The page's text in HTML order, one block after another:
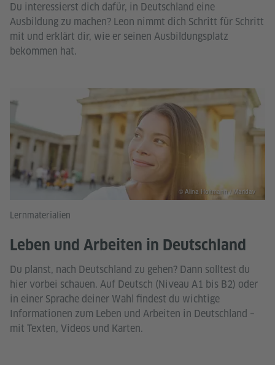
Du interessierst dich dafür, in Deutschland eine
Ausbildung zu machen? Leon nimmt dich Schritt für Schritt
mit und erklärt dir, wie er seinen Ausbildungsplatz
bekommen hat.
Lernmaterialien
Leben und Arbeiten in Deutschland
Du planst, nach Deutschland zu gehen? Dann solltest du
hier vorbei schauen. Auf Deutsch (Niveau A1 bis B2) oder
in einer Sprache deiner Wahl findest du wichtige
Informationen zum Leben und Arbeiten in Deutschland –
mit Texten, Videos und Karten.
© Alina Holtmann / Maridav